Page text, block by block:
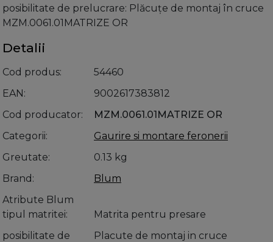
posibilitate de prelucrare: Plăcuţe de montaj în cruce
MZM.0061.01MATRIZE OR
Detalii
Cod produs
54460
EAN
9002617383812
Cod producator
MZM.0061.01MATRIZE OR
Categorii
Gaurire si montare feronerii
Greutate
0.13 kg
Brand
Blum
Atribute Blum
tipul matritei
Matrita pentru presare
posibilitate de
Placute de montaj in cruce